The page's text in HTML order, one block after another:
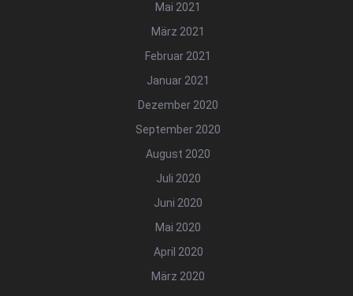
Mai 2021
März 2021
Februar 2021
Januar 2021
Dezember 2020
September 2020
August 2020
Juli 2020
Juni 2020
Mai 2020
April 2020
März 2020